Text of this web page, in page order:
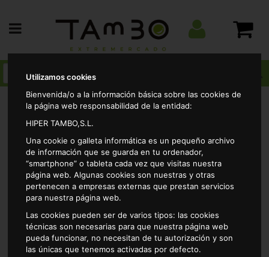
Utilizamos cookies
Bienvenida/o a la información básica sobre las cookies de
la página web responsabilidad de la entidad:
HIPER TAMBO,S.L.
Una cookie o galleta informática es un pequeño archivo
de información que se guarda en tu ordenador,
“smartphone” o tableta cada vez que visitas nuestra
página web. Algunas cookies son nuestras y otras
pertenecen a empresas externas que prestan servicios
para nuestra página web.
Las cookies pueden ser de varios tipos: las cookies
técnicas son necesarias para que nuestra página web
pueda funcionar, no necesitan de tu autorización y son
las únicas que tenemos activadas por defecto.
Alimentacion
Esparragos
Esparrago extra 9/12 piezas la vera pe 325gr